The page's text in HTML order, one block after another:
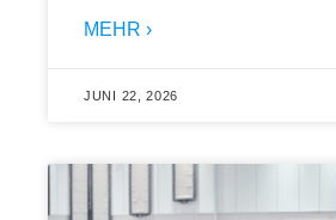
MEHR ›
JUNI 22, 2026